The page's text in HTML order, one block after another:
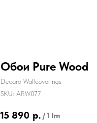
Обои Pure Wood
Decaro Wallcoverings
SKU: ARW077
15 890 р. /1 lm